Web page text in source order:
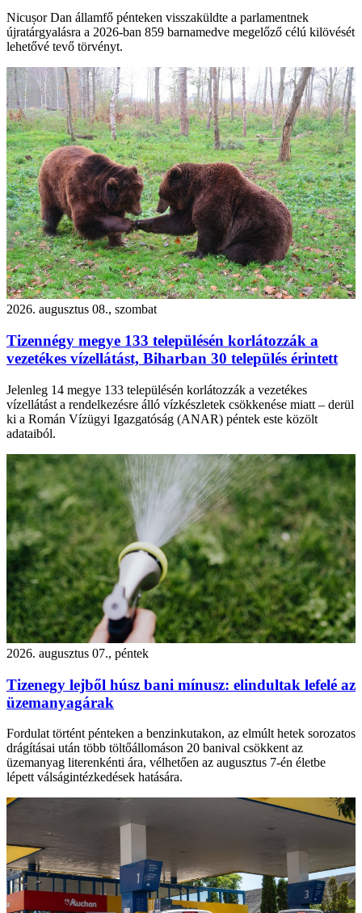
Nicușor Dan államfő pénteken visszaküldte a parlamentnek
újratárgyalásra a 2026-ban 859 barnamedve megelőző célú kilövését
lehetővé tevő törvényt.
2026. augusztus 08., szombat
Tizennégy megye 133 településén korlátozzák a
vezetékes vízellátást, Biharban 30 település érintett
Jelenleg 14 megye 133 településén korlátozzák a vezetékes
vízellátást a rendelkezésre álló vízkészletek csökkenése miatt – derül
ki a Román Vízügyi Igazgatóság (ANAR) péntek este közölt
adataiból.
2026. augusztus 07., péntek
Tizenegy lejből húsz bani mínusz: elindultak lefelé az
üzemanyagárak
Fordulat történt pénteken a benzinkutakon, az elmúlt hetek sorozatos
drágításai után több töltőállomáson 20 banival csökkent az
üzemanyag literenkénti ára, vélhetően az augusztus 7-én életbe
lépett válságintézkedések hatására.